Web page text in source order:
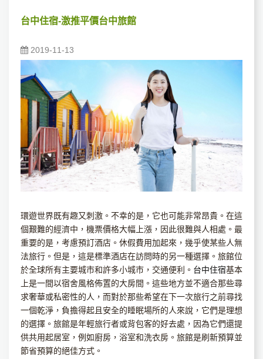
台中住宿-激推平價台中旅館
2019-11-13
環遊世界既有趣又刺激。不幸的是，它也可能非常昂貴。在這
個艱難的經濟中，機票價格大幅上漲，因此很難與人相處。最
重要的是，考慮預訂酒店。休假費用加起來，幾乎使某些人無
法旅行。但是，這是標準酒店在訪問時的另一種選擇。旅館位
於全球所有主要城市和許多小城市，交通便利。 台中住宿基本
上是一間以宿舍風格佈置的大房間。這些地方並不適合那些尋
求奢華或私密性的人，而對於那些希望在下一次旅行之前尋找
一個乾淨，負擔得起且安全的睡眠場所的人來說，它們是理想
的選擇。旅館是年輕旅行者或背包客的好去處，因為它們還提
供共用起居室，例如廚房，浴室和洗衣房。旅館是刷新預算並
節省預算的絕佳方式。